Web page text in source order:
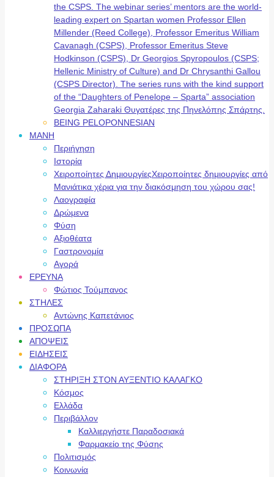
the CSPS. The webinar series’ mentors are the world-
leading expert on Spartan women Professor Ellen
Millender (Reed College), Professor Emeritus William
Cavanagh (CSPS), Professor Emeritus Steve
Hodkinson (CSPS), Dr Georgios Spyropoulos (CSPS;
Hellenic Ministry of Culture) and Dr Chrysanthi Gallou
(CSPS Director). The series runs with the kind support
of the “Daughters of Penelope – Sparta” association
Georgia Zaharaki Θυγατέρες της Πηνελόπης Σπάρτης.
BEING PELOPONNESIAN
ΜΑΝΗ
Περιήγηση
Ιστορία
Χειροποίητες ΔημιουργίεςΧειροποίητες δημιουργίες από
Μανιάτικα χέρια για την διακόσμηση του χώρου σας!
Λαογραφία
Δρώμενα
Φύση
Αξιοθέατα
Γαστρονομία
Αγορά
ΕΡΕΥΝΑ
Φώτιος Τούμπανος
ΣΤΗΛΕΣ
Αντώνης Καπετάνιος
ΠΡΟΣΩΠΑ
ΑΠΟΨΕΙΣ
ΕΙΔΗΣΕΙΣ
ΔΙΑΦΟΡΑ
ΣΤΗΡΙΞΗ ΣΤΟΝ ΑΥΞΕΝΤΙΟ ΚΑΛΑΓΚΟ
Κόσμος
Ελλάδα
Περιβάλλον
Καλλιεργήστε Παραδοσιακά
Φαρμακείο της Φύσης
Πολιτισμός
Κοινωνία